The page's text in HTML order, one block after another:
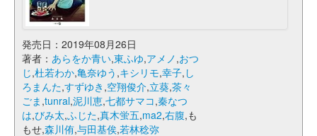
発売日：2019年08月26日
著者： あらをか青い,東ふゆ,アメノ ,おつ
じ,杜若わか,亀奈ゆう ,キシリモ,幸子, し
ろまんた,すずゆき ,空翔俊介,立葵,茶々
ごま ,tunral,泥川恵,七都サマコ,秦なつ
は,びみ太,ふじた,真木蛍五,ma2,右腹,も
もせ,森川侑,与田基俟,若林稔弥